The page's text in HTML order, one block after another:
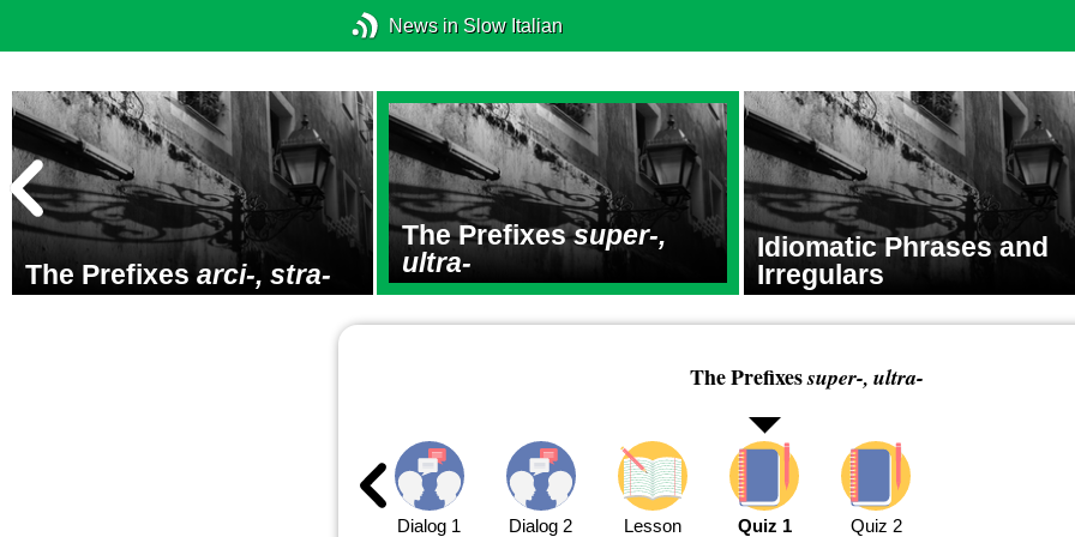
News in Slow Italian
The Prefixes arci-, stra-
The Prefixessuper-,
ultra-
Idiomatic Phrases and
Irregulars
The Prefixessuper-, ultra-
Dialog 1 Dialog 2 Lesson Quiz 1 Quiz 2